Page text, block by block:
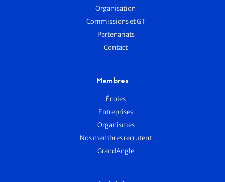
Organisation
Commissions et GT
Partenariats
Contact
Membres
Écoles
Entreprises
Organismes
Nos membres recrutent
GrandAngle